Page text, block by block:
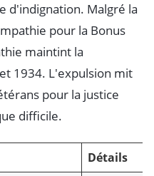
d'indignation. Malgré la
pour la Bonus
maintint la
1934. L'expulsion mit
pour la justice
difficile.
Détails